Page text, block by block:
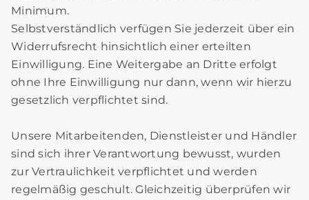
Minimum.
Selbstverständlich verfügen Sie jederzeit über ein
Widerrufsrecht hinsichtlich einer erteilten
Einwilligung. Eine Weitergabe an Dritte erfolgt
ohne Ihre Einwilligung nur dann, wenn wir hierzu
gesetzlich verpflichtet sind.
Unsere Mitarbeitenden, Dienstleister und Händler
sind sich ihrer Verantwortung bewusst, wurden
zur Vertraulichkeit verpflichtet und werden
regelmäßig geschult. Gleichzeitig überprüfen wir